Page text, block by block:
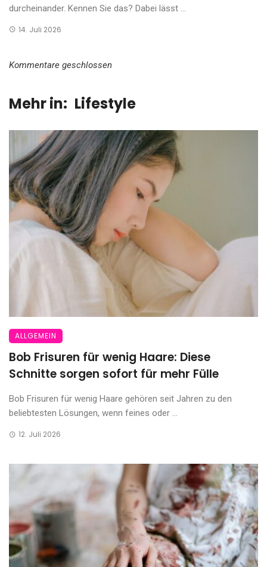
durcheinander. Kennen Sie das? Dabei lässt ...
14. Juli 2026
Kommentare geschlossen
Mehr in: Lifestyle
ALLGEMEIN
Bob Frisuren für wenig Haare: Diese
Schnitte sorgen sofort für mehr Fülle
Bob Frisuren für wenig Haare gehören seit Jahren zu den
beliebtesten Lösungen, wenn feines oder ...
12. Juli 2026